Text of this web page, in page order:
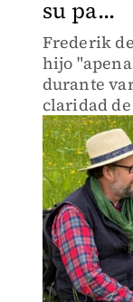
su pa...
Frederik
hijo
durante
claridad